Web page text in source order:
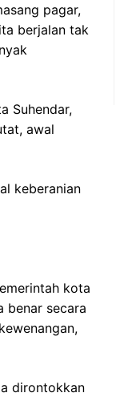
pagar,
berjalan tak
Suhendar,
awal
keberanian
kota
benar secara
dirontokkan